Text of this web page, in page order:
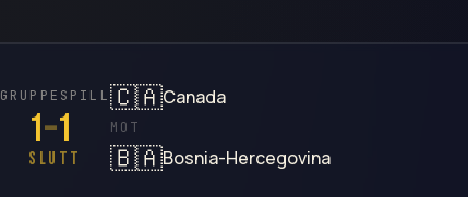
GRUPPESPILL
1–1
SLUTT
🇨🇦Canada
MOT
🇧🇦Bosnia-Hercegovina